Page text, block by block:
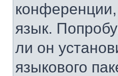
язык.
ли он
языкового